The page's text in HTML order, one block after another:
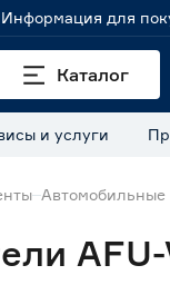
Информация для
Каталог
и услуги